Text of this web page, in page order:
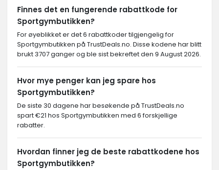
Finnes det en fungerende rabattkode for
Sportgymbutikken?
For øyeblikket er det 6 rabattkoder tilgjengelig for
Sportgymbutikken på TrustDeals.no. Disse kodene har blitt
brukt 3707 ganger og ble sist bekreftet den 9 August 2026.
Hvor mye penger kan jeg spare hos
Sportgymbutikken?
De siste 30 dagene har besøkende på TrustDeals.no
spart €21 hos Sportgymbutikken med 6 forskjellige
rabatter.
Hvordan finner jeg de beste rabattkodene hos
Sportgymbutikken?